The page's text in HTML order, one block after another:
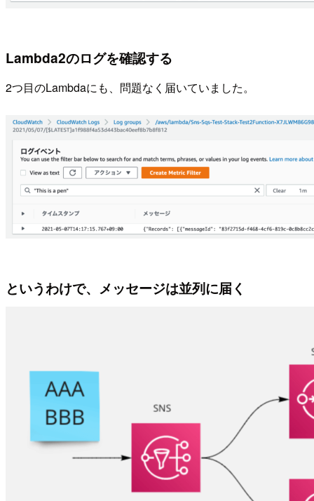
Lambda2のログを確認する
2つ目のLambdaにも、問題なく届いていました。
というわけで、メッセージは並列に届く